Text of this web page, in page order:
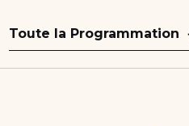
Toute la Programmation